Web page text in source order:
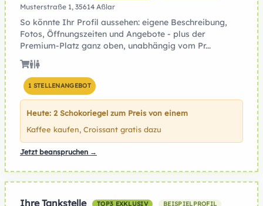
Musterstraße 1, 35614 Aßlar
So könnte Ihr Profil aussehen: eigene Beschreibung,
Fotos, Öffnungszeiten und Angebote - plus der
Premium-Platz ganz oben, unabhängig vom Pr...
1 STELLENANGEBOT
Heute: 2 Schokoriegel zum Preis von einem
Kaffee kaufen, Croissant gratis dazu
Jetzt beanspruchen →
Ihre Tankstelle TOP3 EXKLUSIV BEISPIELPROFIL